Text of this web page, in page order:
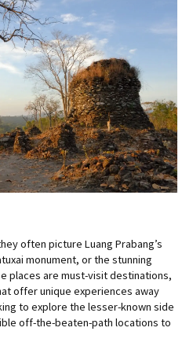
often picture Luang Prabang’s
monument, or the stunning
places are must-visit destinations,
offer unique experiences away
to explore the lesser-known side
off-the-beaten-path locations to